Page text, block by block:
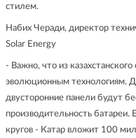
стилем.
Набих Черади, директор
Solar Energy
- Важно, что из
эволюционным технологиям.
двусторонние панели будут
производительность
кругов - Катар вложит 100